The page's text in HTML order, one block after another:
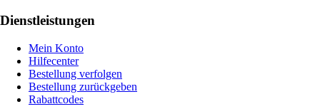
Dienstleistungen
Mein Konto
Hilfecenter
Bestellung verfolgen
Bestellung zurückgeben
Rabattcodes